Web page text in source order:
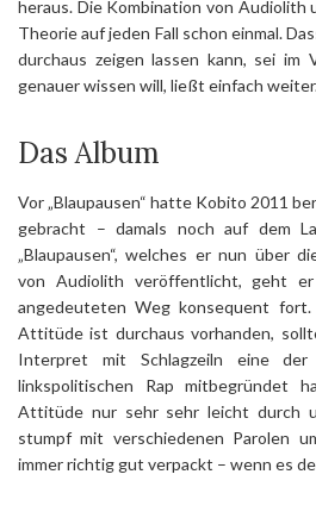
heraus. Die Kombination von Audiolith
Theorie auf jeden Fall schon einmal.
durchaus zeigen lassen kann, sei im
genauer wissen will, ließt einfach
Das Album
Vor „Blaupausen“ hatte Kobito 2011
gebracht – damals noch auf dem
„Blaupausen“, welches er nun über
von Audiolith veröffentlicht, geht
angedeuteten Weg konsequent fort.
Attitüde ist durchaus vorhanden,
Interpret mit Schlagzeiln eine
linkspolitischen Rap mitbegründet
Attitüde nur sehr sehr leicht durch
stumpf mit verschiedenen Parolen
immer richtig gut verpackt – wenn es